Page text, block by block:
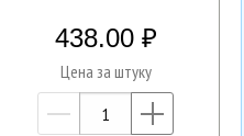
438.00
Цена за штуку
—